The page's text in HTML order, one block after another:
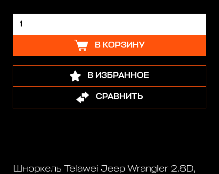
В КОРЗИНУ
В ИЗБРАННОЕ
СРАВНИТЬ
Шноркель Telawei Jeep Wrangler 2.8D,